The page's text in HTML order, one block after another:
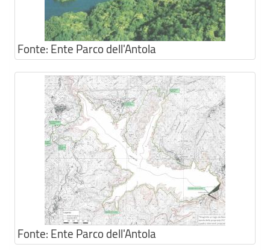
Fonte: Ente Parco dell'Antola
Fonte: Ente Parco dell'Antola